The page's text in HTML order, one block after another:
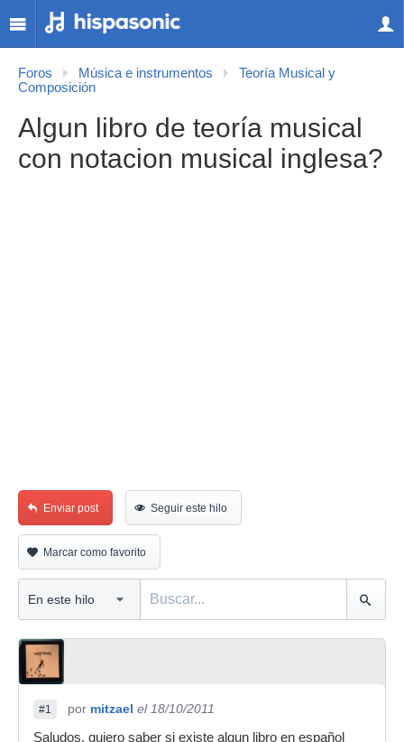
Foros Música e instrumentos
Teoría Musical y
Composición
Algun libro de teoría musical
con notacion musical inglesa?
Enviar post Seguir este hilo
Marcar como favorito
#1 por mitzael el 18/10/2011
Saludos, quiero saber si existe algun libro en español